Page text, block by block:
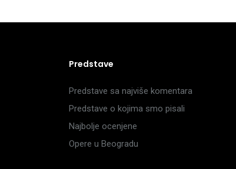
Predstave
Predstave sa najviše komentara
Predstave o kojima smo pisali
Najbolje ocenjene
Opere u Beogradu